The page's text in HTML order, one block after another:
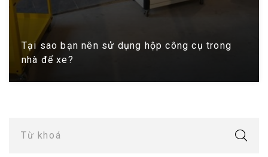
Tại sao bạn nên sử dụng hộp công cụ trong
nhà để xe?
Từ khoá